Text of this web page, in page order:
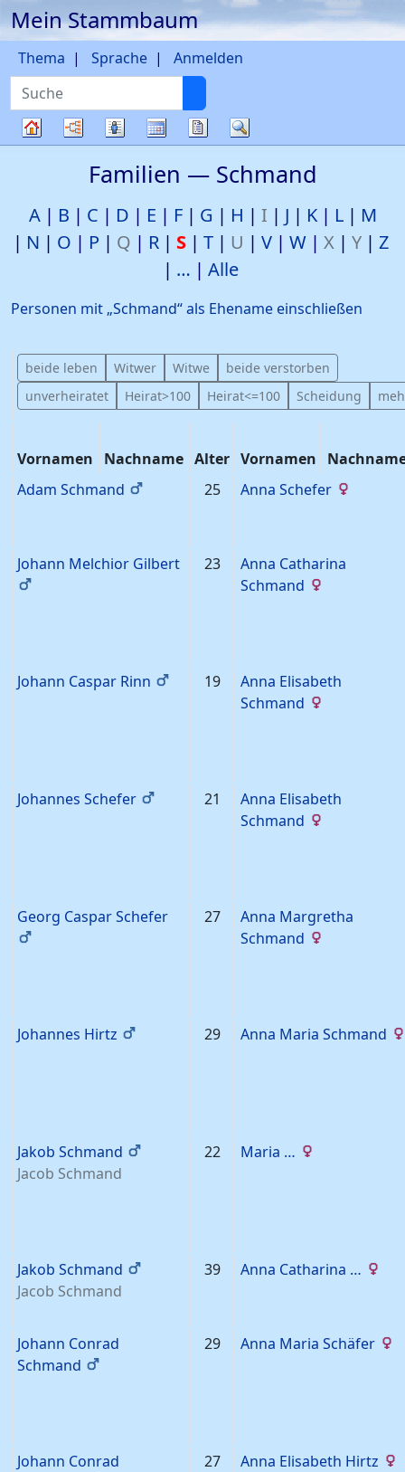
Weiter zu Hauptseite
Mein Stammbaum
Suche
Thema Sprache Anmelden
Diagramme
Listen KalenderBerichte
Familien — Schmand
A B C D E F G H I J K L
M
N
O P Q R S T U V W X Y
Z
…
Alle
Personen mit „Schmand“ als Ehename einschließen
beide leben Witwer Witwe
beide verstorben
unverheiratet
Heirat>100 Heirat<=100 Scheidung
Vornamen Nachname Alter Vornamen
Adam Schmand 25 Anna Schefer
Johann Melchior Gilbert 23
Anna Catharina
Schmand
Johann Caspar Rinn 19
Anna Elisabeth
Schmand
Johannes Schefer 21
Anna Elisabeth
Schmand
Georg CasparSchefer 27
Anna Margretha
Schmand
Johannes Hirtz 29 Anna Maria Schmand
Jakob Schmand
Jacob Schmand
22 Maria …
Jakob Schmand
Jacob Schmand
39 Anna Catharina …
Johann Conrad
Schmand
29 Anna Maria Schäfer
Johann Conrad
27 Anna Elisabeth Hirtz